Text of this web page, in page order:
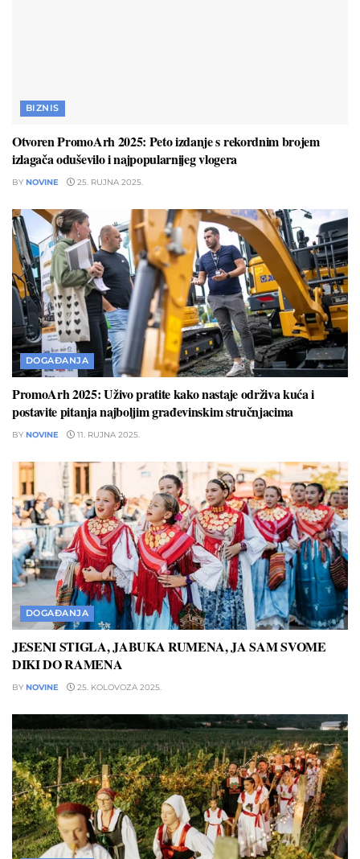
BIZNIS
Otvoren PromoArh 2025: Peto izdanje s rekordnim brojem
izlagača oduševilo i najpopularnijeg vlogera
BY NOVINE 25. RUJNA 2025.
DOGAĐANJA
PromoArh 2025: Uživo pratite kako nastaje održiva kuća i
postavite pitanja najboljim građevinskim stručnjacima
BY NOVINE 11. RUJNA 2025.
DOGAĐANJA
JESENI STIGLA, JABUKA RUMENA, JA SAM SVOME
DIKI DO RAMENA
BY NOVINE 25. KOLOVOZA 2025.